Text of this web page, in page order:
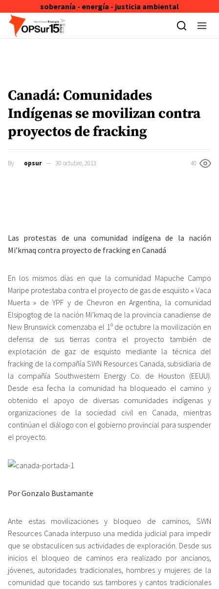
soberanía - energía - justicia ambiental
Skip to content
Canadá: Comunidades
Indígenas se movilizan contra
proyectos de fracking
By opsur 30 octubre, 2013 40
Las protestas de una comunidad indígena de la nación
Mi’kmaq contra proyecto de fracking en Canadá
En los mismos días en que la comunidad Mapuche Campo
Maripe protestaba contra el proyecto de gas de esquisto « Vaca
Muerta » de YPF y de Chevron en Argentina, la comunidad
Elsipogtog de la nación Mi’kmaq de la provincia canadiense de
New Brunswick comenzaba el 1º de octubre la movilización en
defensa de sus tierras contra el proyecto también de
explotación de gaz de esquisto mediante la técnica del
fracking de la compañía SWN Resources Canada, subsidiaria de
la compañía Southwestern Energy Co. de Houston (EEUU).
Desde esa fecha la comunidad ha bloqueado el camino y
obtenido el apoyo de diversas comunidades indígenas y
organizaciones de la sociedad civil en Canada, mientras
continúan el diálogo con el gobierno provincial para suspender
el proyecto.
Por Gonzalo Bustamante
Ante estas movilizaciones y bloqueo de caminos, SWN
Resources Canada interpuso una medida judicial para impedir
que se obstaculicen sus actividades de exploración. Desde sus
inicios el bloqueo de caminos era realizado por ancianos,
jóvenes, autoridades tradicionales, hombres y mujeres de la
comunidad que tocando sus tambores y cantos tradicionales